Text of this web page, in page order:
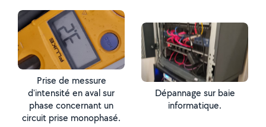
Prise de messure
d'intensité en aval sur
phase concernant un
circuit prise monophasé.
Dépannage sur baie
informatique.